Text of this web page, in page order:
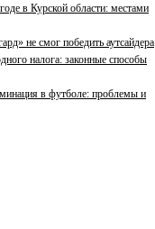
в Курской области: местами
не смог победить аутсайдера
налога: законные способы
в футболе: проблемы и